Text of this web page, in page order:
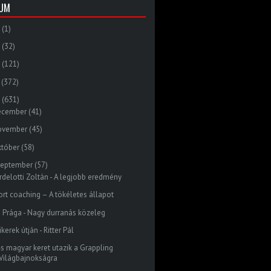
(1)
(32)
(121)
(372)
(631)
(41)
(45)
(58)
(57)
Zoltán - A legjobb eredmény
coaching – A tökéletes állapot
Prága - Nagy durranás közeleg
útján - Ritter Pál
magyar keret utazik a Grappling